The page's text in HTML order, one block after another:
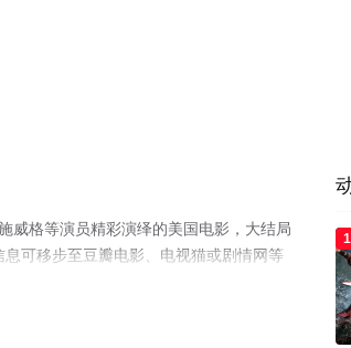
威格等演员精彩演绎的美国电影，大结局
可移步至豆瓣电影、电视猫或剧情网等
1